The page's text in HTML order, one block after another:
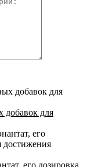
добавок для
его дозировка